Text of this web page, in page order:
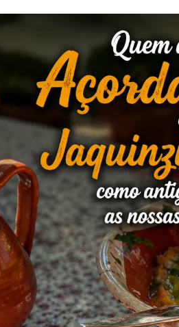
VACA, VITELA, NOVILHO